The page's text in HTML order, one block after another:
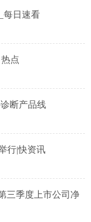
每日速看
点
断产品线
行|快资讯
三季度上市公司净